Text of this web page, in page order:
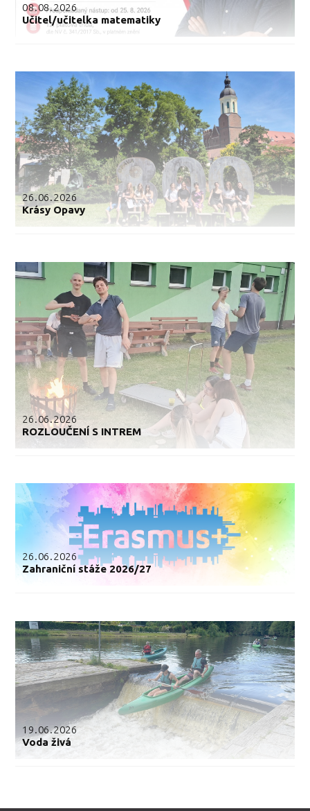
08.08.2026
Učitel/učitelka matematiky
26.06.2026
Krásy Opavy
26.06.2026
ROZLOUČENÍ S INTREM
26.06.2026
Zahraniční stáže 2026/27
19.06.2026
Voda živá